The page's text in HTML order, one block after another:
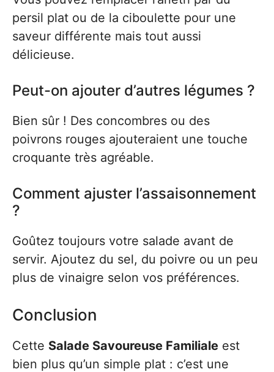
persil plat ou de la ciboulette pour une
saveur différente mais tout aussi
délicieuse.
Peut-on ajouter d’autres légumes ?
Bien sûr ! Des concombres ou des
poivrons rouges ajouteraient une touche
croquante très agréable.
Comment ajuster l’assaisonnement
?
Goûtez toujours votre salade avant de
servir. Ajoutez du sel, du poivre ou un peu
plus de vinaigre selon vos préférences.
Conclusion
Cette Salade Savoureuse Familiale est
bien plus qu’un simple plat : c’est une